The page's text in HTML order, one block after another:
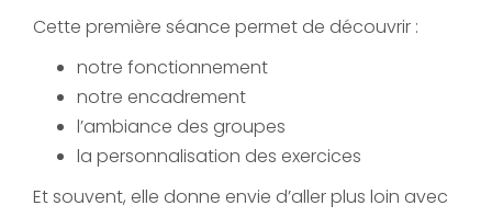
Cette première séance permet de découvrir :
notre fonctionnement
notre encadrement
l’ambiance des groupes
la personnalisation des exercices
Et souvent, elle donne envie d’aller plus loin avec